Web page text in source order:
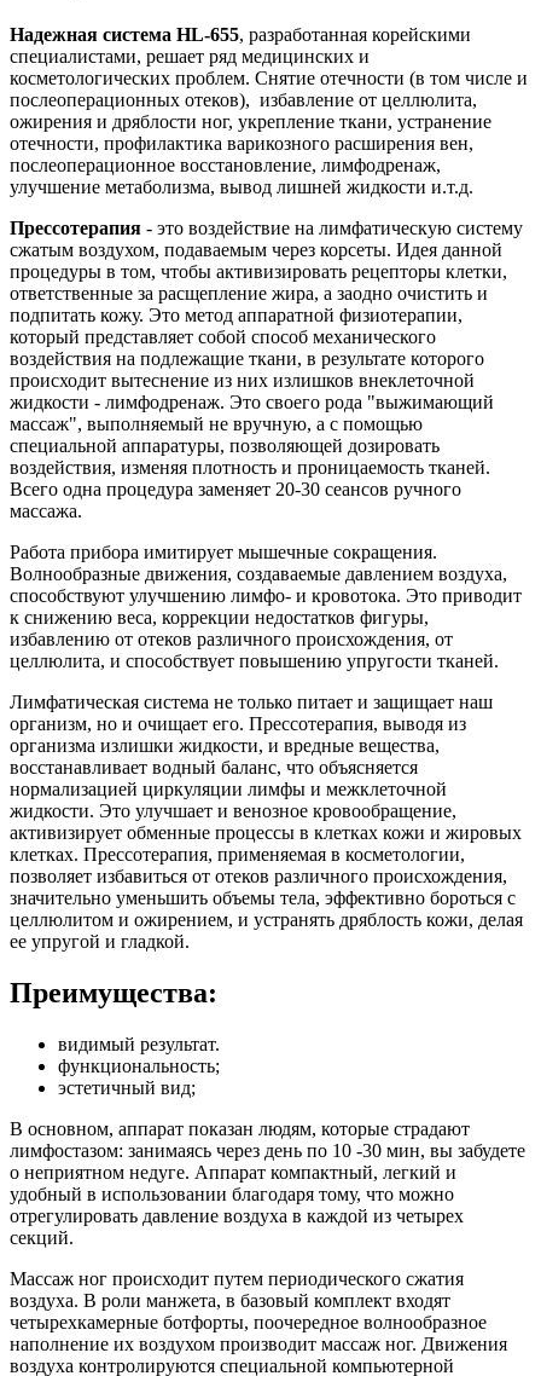
Надежная система HL-655, разработанная корейскими
специалистами, решает ряд медицинских и
косметологических проблем. Снятие отечности (в том числе и
послеоперационных отеков), избавление от целлюлита,
ожирения и дряблости ног, укрепление ткани, устранение
отечности, профилактика варикозного расширения вен,
послеоперационное восстановление, лимфодренаж,
улучшение метаболизма, вывод лишней жидкости и.т.д.
Прессотерапия - это воздействие на лимфатическую систему
сжатым воздухом, подаваемым через корсеты. Идея данной
процедуры в том, чтобы активизировать рецепторы клетки,
ответственные за расщепление жира, а заодно очистить и
подпитать кожу. Это метод аппаратной физиотерапии,
который представляет собой способ механического
воздействия на подлежащие ткани, в результате которого
происходит вытеснение из них излишков внеклеточной
жидкости - лимфодренаж. Это своего рода "выжимающий
массаж", выполняемый не вручную, а с помощью
специальной аппаратуры, позволяющей дозировать
воздействия, изменяя плотность и проницаемость тканей.
Всего одна процедура заменяет 20-30 сеансов ручного
массажа.
Работа прибора имитирует мышечные сокращения.
Волнообразные движения, создаваемые давлением воздуха,
способствуют улучшению лимфо- и кровотока. Это приводит
к снижению веса, коррекции недостатков фигуры,
избавлению от отеков различного происхождения, от
целлюлита, и способствует повышению упругости тканей.
Лимфатическая система не только питает и защищает наш
организм, но и очищает его. Прессотерапия, выводя из
организма излишки жидкости, и вредные вещества,
восстанавливает водный баланс, что объясняется
нормализацией циркуляции лимфы и межклеточной
жидкости. Это улучшает и венозное кровообращение,
активизирует обменные процессы в клетках кожи и жировых
клетках. Прессотерапия, применяемая в косметологии,
позволяет избавиться от отеков различного происхождения,
значительно уменьшить объемы тела, эффективно бороться с
целлюлитом и ожирением, и устранять дряблость кожи, делая
ее упругой и гладкой.
Преимущества:
видимый результат.
функциональность;
эстетичный вид;
В основном, аппарат показан людям, которые страдают
лимфостазом: занимаясь через день по 10 -30 мин, вы забудете
о неприятном недуге. Аппарат компактный, легкий и
удобный в использовании благодаря тому, что можно
отрегулировать давление воздуха в каждой из четырех
секций.
Массаж ног происходит путем периодического сжатия
воздуха. В роли манжета, в базовый комплект входят
четырехкамерные ботфорты, поочередное волнообразное
наполнение их воздухом производит массаж ног. Движения
воздуха контролируются специальной компьютерной